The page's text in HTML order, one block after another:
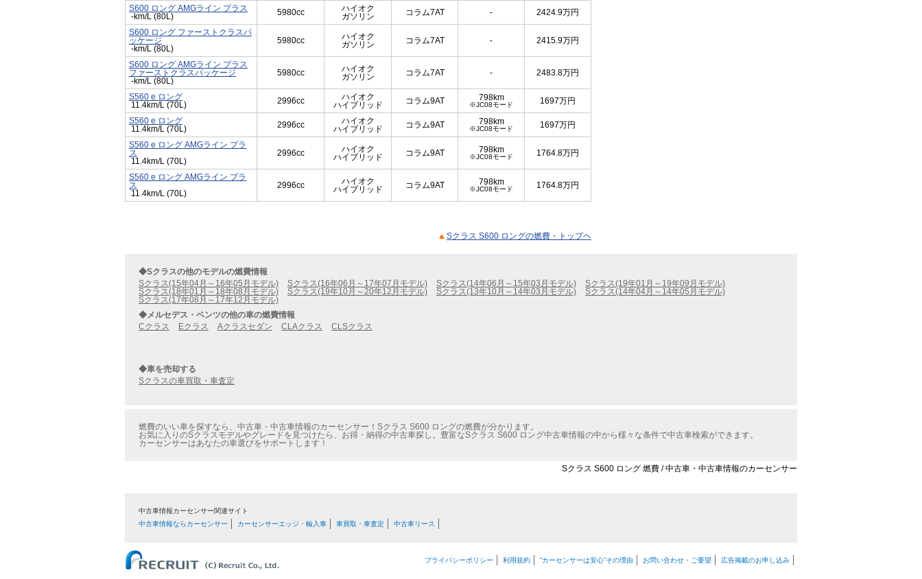
S600 ロング AMGライン プラス
-km/L (80L)
5980cc
ハイオク
ガソリン
コラム7AT - 2424.9万円
S600 ロング ファーストクラスパ
ッケージ
-km/L (80L)
5980cc
ハイオク
ガソリン
コラム7AT - 2415.9万円
S600 ロング AMGライン プラス
ファーストクラスパッケージ
-km/L (80L)
5980cc
ハイオク
ガソリン
コラム7AT - 2483.8万円
S560 e ロング
11.4km/L (70L)
2996cc
ハイオク
ハイブリッド
コラム9AT 798km
※JC08モード 1697万円
S560 e ロング
11.4km/L (70L)
2996cc
ハイオク
ハイブリッド
コラム9AT 798km
※JC08モード 1697万円
S560 e ロング AMGライン プラ
ス
11.4km/L (70L)
2996cc
ハイオク
ハイブリッド
コラム9AT 798km
※JC08モード 1764.8万円
S560 e ロング AMGライン プラ
ス
11.4km/L (70L)
2996cc
ハイオク
ハイブリッド
コラム9AT 798km
※JC08モード 1764.8万円
Sクラス S600 ロングの燃費・トップヘ
◆Sクラスの他のモデルの燃費情報
Sクラス(15年04月～16年05月モデル)
Sクラス(16年06月～17年07月モデル) Sクラス(14年06月～15年03月モデル)
Sクラス(19年01月～19年09月モデル)
Sクラス(18年01月～18年08月モデル)
Sクラス(19年10月～20年12月モデル) Sクラス(13年10月～14年03月モデル)
Sクラス(14年04月～14年05月モデル)
Sクラス(17年08月～17年12月モデル)
◆メルセデス・ベンツの他の車の燃費情報
Cクラス
Eクラス Aクラスセダン CLAクラス CLSクラス
◆車を売却する
Sクラスの車買取・車査定
燃費のいい車を探すなら、中古車・中古車情報のカーセンサー！Sクラス S600 ロングの燃費が分かります。
お気に入りのSクラスモデルやグレードを見つけたら、お得・納得の中古車探し。豊富なSクラス S600 ロング中古車情報の中から様々な条件で中古車検索ができます。
カーセンサーはあなたの車選びをサポートします！
Sクラス S600 ロング 燃費 / 中古車・中古車情報のカーセンサー
中古車情報カーセンサー関連サイト
中古車情報ならカーセンサー
カーセンサーエッジ・輸入車 車買取・車査定 中古車リース
プライバシーポリシー 利用規約 “カーセンサーは安心”その理由 お問い合わせ・ご要望 広告掲載のお申し込み